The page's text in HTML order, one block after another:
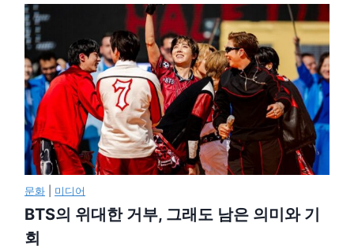
문화 미디어
BTS의 위대한 거부, 그래도 남은 의미와 기
회